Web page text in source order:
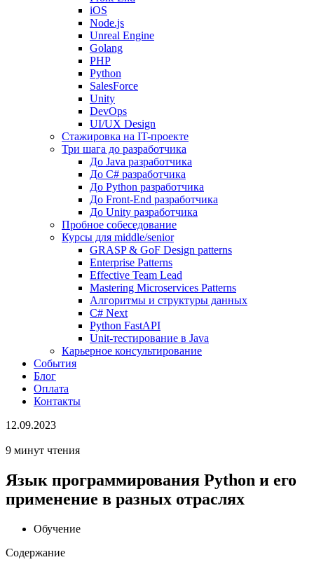
iOS
Node.js
Unreal Engine
Golang
PHP
Python
SalesForce
Unity
DevOps
UI/UX Design
Стажировка на IT-проекте
Три шага до разработчика
До Java разработчика
До C# разработчика
До Python разработчика
До Front-End разработчика
До Unity разработчика
Пробное собеседование
Курсы для middle/senior
GRASP & GoF Design patterns
Enterprise Patterns
Effective Team Lead
Mastering Microservices Patterns
Алгоритмы и структуры данных
C# Next
Python FastAPI
Unit-тестирование в Java
Карьерное консультирование
События
Блог
Оплата
Контакты
12.09.2023
9 минут чтения
Язык программирования Python и его
применение в разных отраслях
Обучение
Содержание